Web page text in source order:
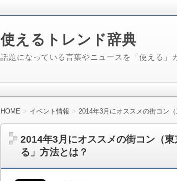
使えるトレンド辞典
話題になっている言葉やニュースを「使える」
HOME イベント情報 2014年3月にオススメの街コン
2014年3月にオススメの街コン（
る」方法とは？